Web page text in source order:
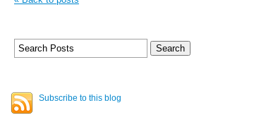
Subscribe to this blog